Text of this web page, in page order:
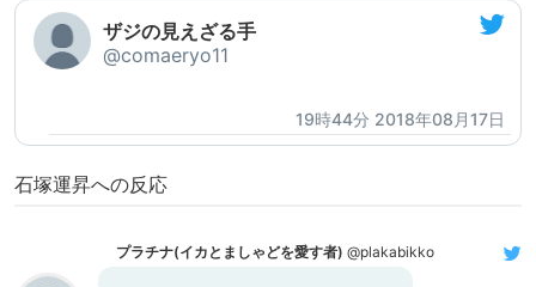
ザジの見えざる手
@comaeryo11
19時44分 2018年08月17日
石塚運昇への反応
プラチナ(イカとましゃどを愛す者) @plakabikko